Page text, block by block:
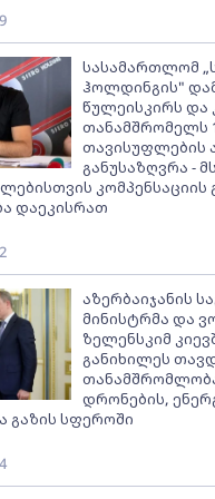
სასამართლომ
ჰოლდინგის"
წულეისკირს და
თანამშრომელს
თავისუფლების
განუსაზღვრა -
კომპენსაციის
დაეკისრათ
აზერბაიჯანის
მინისტრმა და
ზელენსკიმ
განიხილეს
დრონების,
გაზის სფეროში